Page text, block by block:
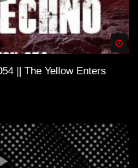
|| The Yellow Enters